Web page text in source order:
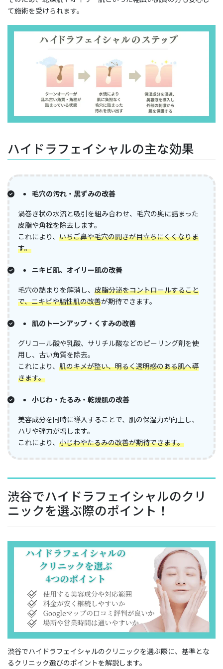
て施術を受けられます。
ハイドラフェイシャルの主な効果
毛穴の汚れ・黒ずみの改善
渦巻き状の水流と吸引を組み合わせ、毛穴の奥に詰まった
皮脂や角栓を除去します。​
これにより、 いちご鼻や毛穴の開きが目立ちにくくなりま
す。
ニキビ肌、オイリー肌の改善
毛穴の詰まりを解消し、 皮脂分泌をコントロールすること
で、ニキビや脂性肌の改善が期待できます。
肌のトーンアップ・くすみの改善
グリコール酸や乳酸、サリチル酸などのピーリング剤を使
用し、古い角質を除去。​
これにより、 肌のキメが整い、明るく透明感のある肌へ導
きます。
小じわ・たるみ・乾燥肌の改善
美容成分を同時に導入することで、肌の保湿力が向上し、
ハリや弾力が増します。​
これにより、 小じわやたるみの改善が期待できます。
渋谷でハイドラフェイシャルのクリ
ニックを選ぶ際のポイント！
渋谷でハイドラフェイシャルのクリニックを選ぶ際に、基準とな
るクリニック選びのポイントを解説します。